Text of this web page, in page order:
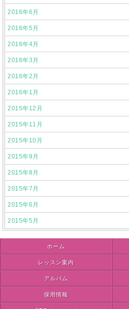
2016年6月
2016年5月
2016年4月
2016年3月
2016年2月
2016年1月
2015年12月
2015年11月
2015年10月
2015年9月
2015年8月
2015年7月
2015年6月
2015年5月
ホーム
レッスン案内
アルバム
採用情報